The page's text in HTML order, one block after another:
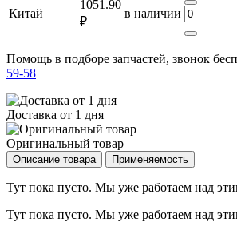
Китай
1051.90
₽
в наличии
Помощь в подборе запчастей, звонок
59-58
Доставка от 1 дня
Оригинальный товар
Описание товара Применяемость
Тут пока пусто. Мы уже работаем над
Тут пока пусто. Мы уже работаем над